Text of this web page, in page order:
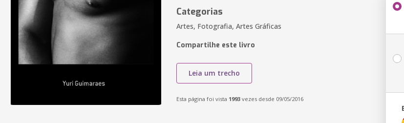
Categorias
Artes, Fotografia, Artes Gráficas
Compartilhe este livro
Leia um trecho
Esta página foi vista 1993 vezes desde 09/05/2016